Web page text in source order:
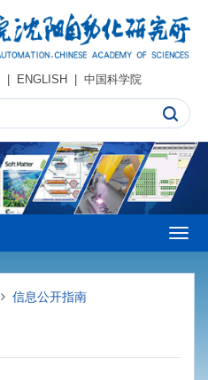
| ENGLISH| 中国科学院
信息公开指南